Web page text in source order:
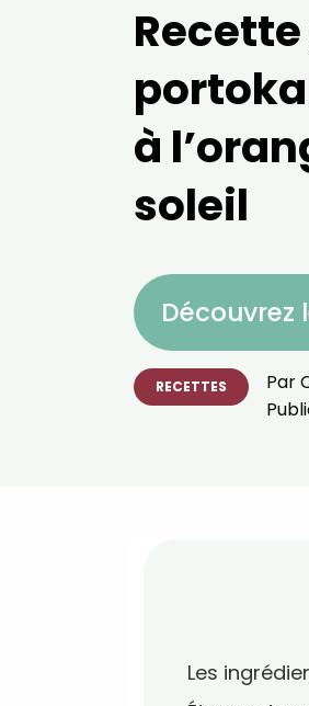
à
soleil
Découvrez
RECETTES Par
Les